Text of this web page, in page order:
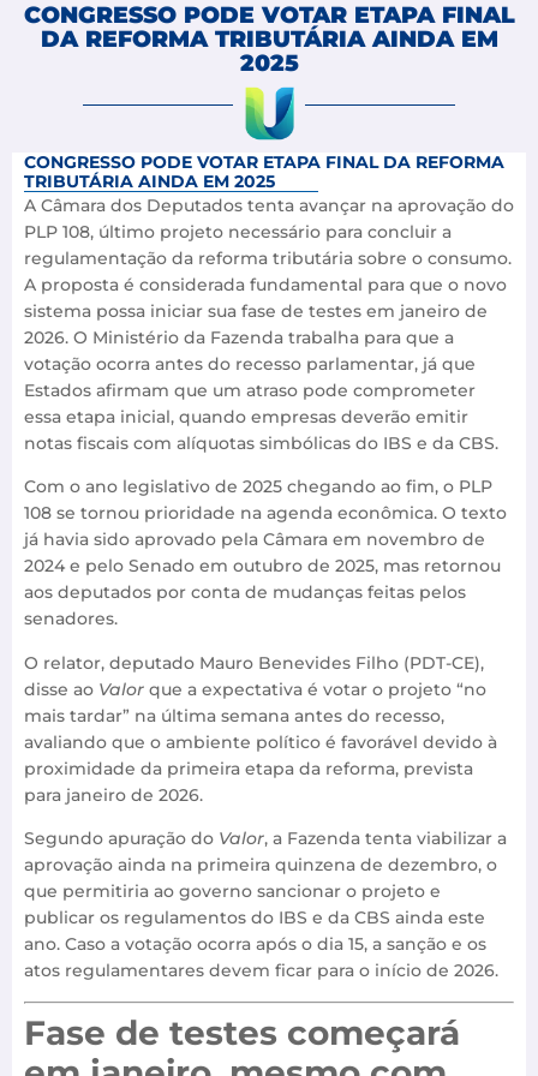
CONGRESSO PODE VOTAR ETAPA FINAL
DA REFORMA TRIBUTÁRIA AINDA EM
2025
CONGRESSO PODE VOTAR ETAPA FINAL DA REFORMA
TRIBUTÁRIA AINDA EM 2025
A Câmara dos Deputados tenta avançar na aprovação do
PLP 108, último projeto necessário para concluir a
regulamentação da reforma tributária sobre o consumo.
A proposta é considerada fundamental para que o novo
sistema possa iniciar sua fase de testes em janeiro de
2026. O Ministério da Fazenda trabalha para que a
votação ocorra antes do recesso parlamentar, já que
Estados afirmam que um atraso pode comprometer
essa etapa inicial, quando empresas deverão emitir
notas fiscais com alíquotas simbólicas do IBS e da CBS.
Com o ano legislativo de 2025 chegando ao fim, o PLP
108 se tornou prioridade na agenda econômica. O texto
já havia sido aprovado pela Câmara em novembro de
2024 e pelo Senado em outubro de 2025, mas retornou
aos deputados por conta de mudanças feitas pelos
senadores.
O relator, deputado Mauro Benevides Filho (PDT-CE),
disse ao Valor que a expectativa é votar o projeto “no
mais tardar” na última semana antes do recesso,
avaliando que o ambiente político é favorável devido à
proximidade da primeira etapa da reforma, prevista
para janeiro de 2026.
Segundo apuração do Valor, a Fazenda tenta viabilizar a
aprovação ainda na primeira quinzena de dezembro, o
que permitiria ao governo sancionar o projeto e
publicar os regulamentos do IBS e da CBS ainda este
ano. Caso a votação ocorra após o dia 15, a sanção e os
atos regulamentares devem ficar para o início de 2026.
Fase de testes começará